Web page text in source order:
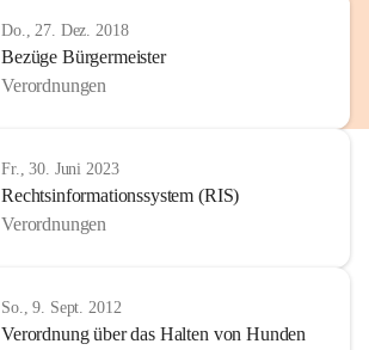
Do., 27. Dez. 2018
Bezüge Bürgermeister
Verordnungen
Fr., 30. Juni 2023
Rechtsinformationssystem (RIS)
Verordnungen
So., 9. Sept. 2012
Verordnung über das Halten von Hunden